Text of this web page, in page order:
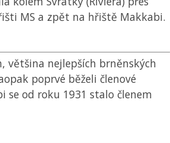
MS a zpět na hřiště Makkabi.
většina nejlepších brněnských
poprvé běželi členové
se od roku 1931 stalo členem